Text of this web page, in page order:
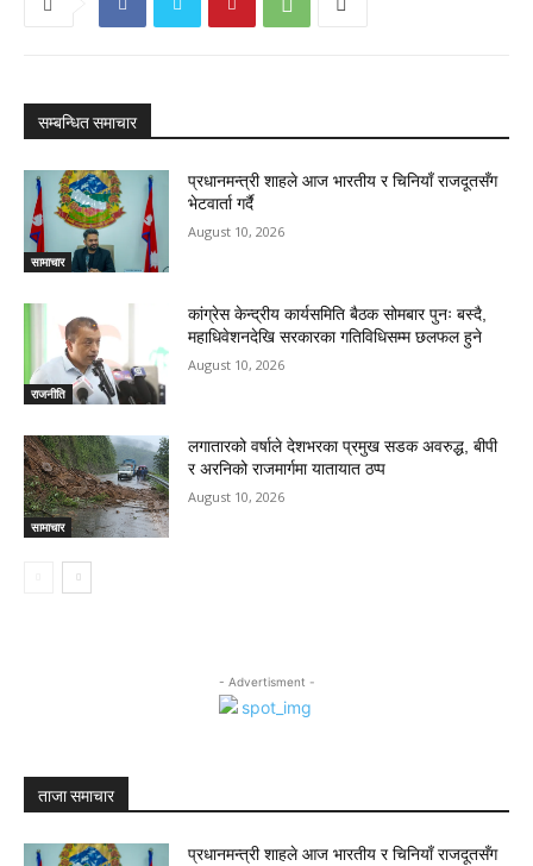
सम्बन्धित समाचार
सामाचार
प्रधानमन्त्री शाहले आज भारतीय र चिनियाँ राजदूतसँग
भेटवार्ता गर्दै
August 10, 2026
राजनीति
कांग्रेस केन्द्रीय कार्यसमिति बैठक सोमबार पुनः बस्दै,
महाधिवेशनदेखि सरकारका गतिविधिसम्म छलफल हुने
August 10, 2026
सामाचार
लगातारको वर्षाले देशभरका प्रमुख सडक अवरुद्ध, बीपी
र अरनिको राजमार्गमा यातायात ठप्प
August 10, 2026
- Advertisment -
ताजा समाचार
प्रधानमन्त्री शाहले आज भारतीय र चिनियाँ राजदूतसँग